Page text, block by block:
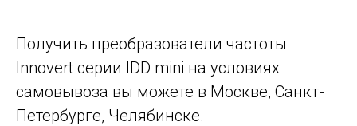
Получить преобразователи частоты
Innovert серии IDD mini на условиях
самовывоза вы можете в Москве, Санкт-
Петербурге, Челябинске.